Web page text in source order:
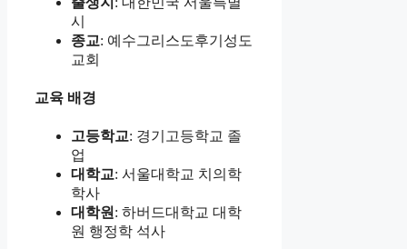
시
종교: 예수그리스도후기성도
교회
교육 배경
고등학교: 경기고등학교 졸
업
대학교: 서울대학교 치의학
학사
대학원 : 하버드대학교 대학
원 행정학 석사